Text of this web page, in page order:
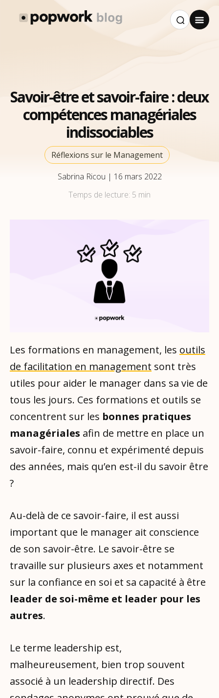
Savoir-être et savoir-faire : deux
compétences managériales
indissociables
Réflexions sur le Management
Sabrina Ricou | 16 mars 2022
Temps de lecture: 5 min
Les formations en management, les outils
de facilitation en management sont très
utiles pour aider le manager dans sa vie de
tous les jours. Ces formations et outils se
concentrent sur les bonnes pratiques
managériales afin de mettre en place un
savoir-faire, connu et expérimenté depuis
des années, mais qu’en est-il du savoir être
?
Au-delà de ce savoir-faire, il est aussi
important que le manager ait conscience
de son savoir-être. Le savoir-être se
travaille sur plusieurs axes et notamment
sur la confiance en soi et sa capacité à être
leader de soi-même et leader pour les
autres.
Le terme leadership est,
malheureusement, bien trop souvent
associé à un leadership directif. Des